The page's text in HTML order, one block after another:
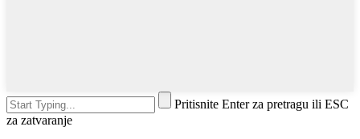
Pritisnite Enter za pretragu ili ESC
za zatvaranje